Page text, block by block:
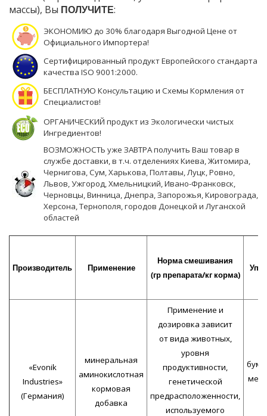
массы), Вы ПОЛУЧИТЕ:
ЭКОНОМИЮ до 30% благодаря Выгодной Цене от
Официального Импортера!
Сертифицированный продукт Европейского стандарта
качества ISO 9001:2000.
БЕСПЛАТНУЮ Консультацию и Схемы Кормления от
Специалистов!
ОРГАНИЧЕСКИЙ продукт из Экологически чистых
Ингредиентов!
ВОЗМОЖНОСТЬ уже ЗАВТРА получить Ваш товар в
службе доставки, в т.ч. отделениях Киева, Житомира,
Чернигова, Сум, Харькова, Полтавы, Луцк, Ровно,
Львов, Ужгород, Хмельницкий, Ивано-Франковск,
Черновцы, Винница, Днепра, Запорожья, Кировограда,
Херсона, Тернополя, городов Донецкой и Луганской
областей
Производитель Применение
Норма смешивания
(гр препарата/кг корма)
«Evonik
Industries»
(Германия)
минеральная
аминокислотная
кормовая
добавка
Применение и
дозировка зависит
от вида животных,
уровня
продуктивности,
генетической
предрасположенности,
используемого